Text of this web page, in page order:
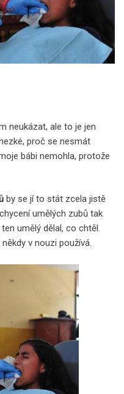
neukázat, ale to je jen
proč se nesmát
bábi nemohla, protože
by se jí to stát zcela jistě
umělých zubů tak
umělý dělal, co chtěl.
v nouzi používá.